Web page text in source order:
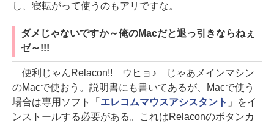
し、寝転がって使うのもアリですな。
ダメじゃないですか～俺のMacだと退っ引きならねぇ
ゼ～!!!
便利じゃんRelacon!! ウヒョ♪ じゃあメインマシン
のMacで使おう。説明書にも書いてあるが、Macで使う
場合は専用ソフト「 エレコムマウスアシスタント 」をイ
ンストールする必要がある。これはRelaconのボタンカ